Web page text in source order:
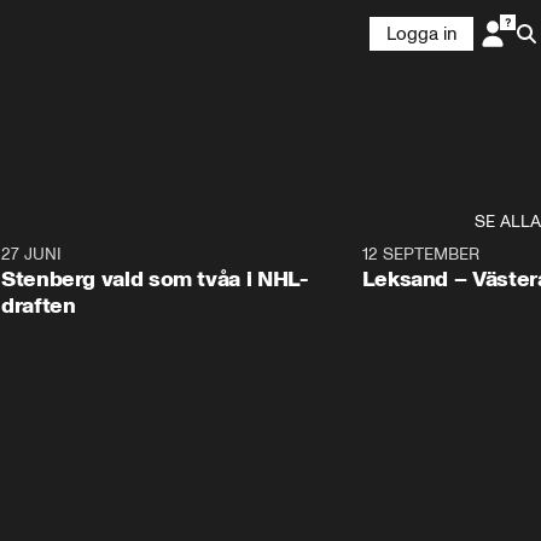
Logga in
SE ALLA
27 JUNI
Stenberg vald som tvåa i NHL-
draften
Plus
12 SEPTEMBER
Leksand –